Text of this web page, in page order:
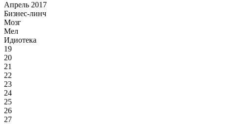
Апрель 2017
Бизнес-линч
Мозг
Мел
Идиотека
19
20
21
22
23
24
25
26
27